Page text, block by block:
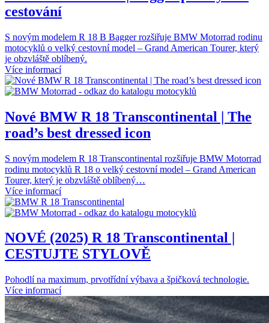
cestování
S novým modelem R 18 B Bagger rozšiřuje BMW Motorrad rodinu
motocyklů o velký cestovní model – Grand American Tourer, který
je obzvláště oblíbený.
Více informací
Nové BMW R 18 Transcontinental | The
road’s best dressed icon
S novým modelem R 18 Transcontinental rozšiřuje BMW Motorrad
rodinu motocyklů R 18 o velký cestovní model – Grand American
Tourer, který je obzvláště oblíbený…
Více informací
NOVÉ (2025) R 18 Transcontinental |
CESTUJTE STYLOVĚ
Pohodlí na maximum, prvotřídní výbava a špičková technologie.
Více informací